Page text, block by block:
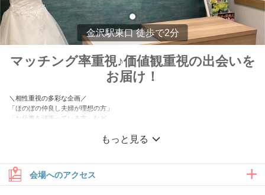
金沢駅東口 徒歩で2分
マッチング率重視♪価値観重視の出会いを
お届け！
＼相性重視の多彩な企画／
「ほのぼの仲良し夫婦が理想の方」
「お仕事を頑張っている方」など、
詳細プロフィールには趣味やペットなどの写真も登録可能♪
お相手のプロフィールは何度でも見返しできます♡
もっと見る
会場へのアクセス